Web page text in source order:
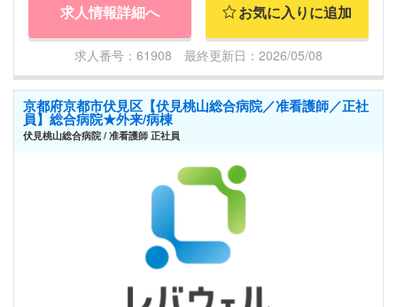
求人情報詳細へ お気に入りに追加
求人番号：61908 最終更新日：2026/05/08
京都府京都市伏見区【伏見桃山総合病院／准看護師／正社
員】総合病院★外来/病棟
伏見桃山総合病院 / 准看護師 正社員